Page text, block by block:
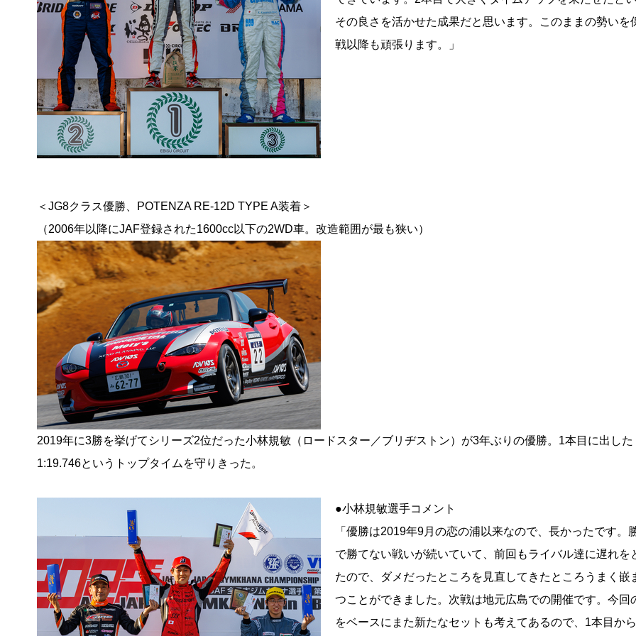
その良さを活かせた成果だと思います。このままの勢いを
戦以降も頑張ります。」
＜JG8クラス優勝、POTENZA RE-12D TYPE A装着＞
（2006年以降にJAF登録された1600cc以下の2WD車。改造範囲が最も狭い）
2019年に3勝を挙げてシリーズ2位だった小林規敏（ロードスター／ブリヂストン）が3年ぶりの優勝。1本目に出した
1:19.746というトップタイムを守りきった。
●小林規敏選手コメント
「優勝は2019年9月の恋の浦以来なので、長かったです。
で勝てない戦いが続いていて、前回もライバル達に遅れを
たので、ダメだったところを見直してきたところうまく嵌
つことができました。次戦は地元広島での開催です。今回
をベースにまた新たなセットも考えてあるので、1本目か